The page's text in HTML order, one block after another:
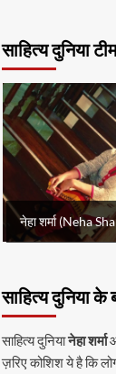
साहित्य दुनिया टीम
नेहा शर्मा (Neha
साहित्य दुनिया के
साहित्य दुनियानेहा शर्मा
ज़रिए कोशिश ये है कि